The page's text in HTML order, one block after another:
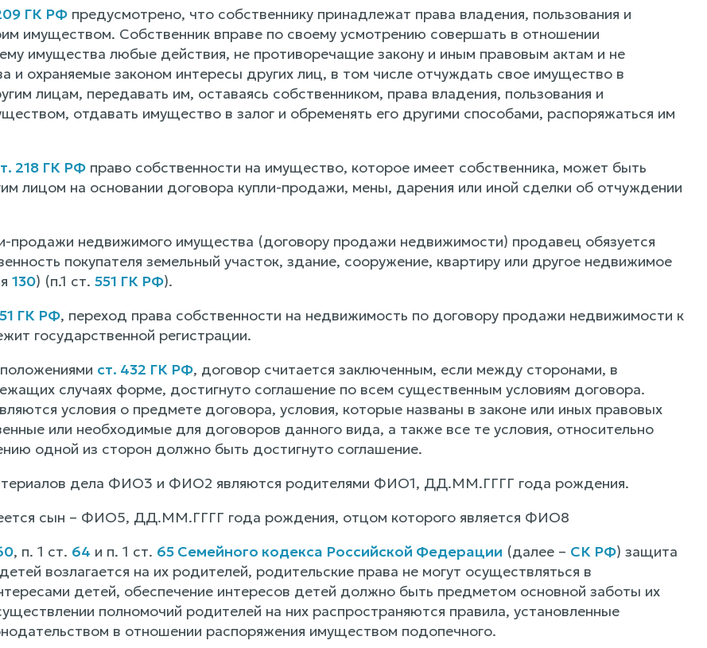
ГК РФпредусмотрено, что собственнику принадлежат права владения, пользования и
имуществом. Собственник вправе по своему усмотрению совершать в отношении
имущества любые действия, не противоречащие закону и иным правовым актам и не
и охраняемые законом интересы других лиц, в том числе отчуждать свое имущество в
лицам, передавать им, оставаясь собственником, права владения, пользования и
отдавать имущество в залог и обременять его другими способами, распоряжаться им
218 ГК РФправо собственности на имущество, которое имеет собственника, может быть
лицом на основании договора купли-продажи, мены, дарения или иной сделки об отчуждении
продажи недвижимого имущества (договору продажи недвижимости) продавец обязуется
покупателя земельный участок, здание, сооружение, квартиру или другое недвижимое
130) (п.1 ст. 551 ГК РФ).
ГК РФ, переход права собственности на недвижимость по договору продажи недвижимости к
государственной регистрации.
ст. 432 ГК РФ, договор считается заключенным, если между сторонами, в
случаях форме, достигнуто соглашение по всем существенным условиям договора.
условия о предмете договора, условия, которые названы в законе или иных правовых
или необходимые для договоров данного вида, а также все те условия, относительно
одной из сторон должно быть достигнуто соглашение.
дела ФИО3 и ФИО2 являются родителями ФИО1, ДД.ММ.ГГГГ года рождения.
сын – ФИО5, ДД.ММ.ГГГГ года рождения, отцом которого является ФИО8
, п. 1 ст. 64 и п. 1 ст. 65 Семейного кодекса Российской Федерации (далее – СК РФ) защита
возлагается на их родителей, родительские права не могут осуществляться в
детей, обеспечение интересов детей должно быть предметом основной заботы их
полномочий родителей на них распространяются правила, установленные
в отношении распоряжения имуществом подопечного.